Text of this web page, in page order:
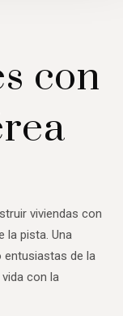
con
viviendas con
la pista. Una
entusiastas de la
con la